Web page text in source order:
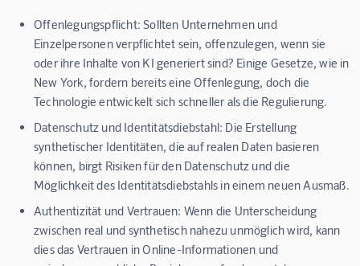
Offenlegungspflicht: Sollten Unternehmen und
Einzelpersonen verpflichtet sein, offenzulegen, wenn sie
oder ihre Inhalte von KI generiert sind? Einige Gesetze, wie in
New York, fordern bereits eine Offenlegung, doch die
Technologie entwickelt sich schneller als die Regulierung.
Datenschutz und Identitätsdiebstahl: Die Erstellung
synthetischer Identitäten, die auf realen Daten basieren
können, birgt Risiken für den Datenschutz und die
Möglichkeit des Identitätsdiebstahls in einem neuen Ausmaß.
Authentizität und Vertrauen: Wenn die Unterscheidung
zwischen real und synthetisch nahezu unmöglich wird, kann
dies das Vertrauen in Online-Informationen und